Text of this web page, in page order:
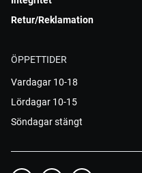
Retur/Reklamation
ÖPPETTIDER
Vardagar 10-18
Lördagar 10-15
Söndagar stängt